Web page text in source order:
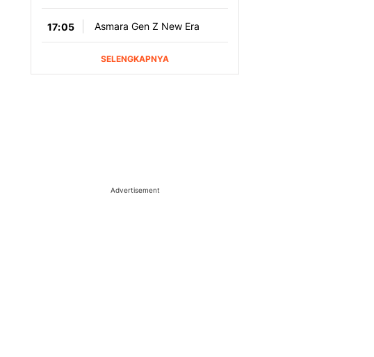
Advertisement